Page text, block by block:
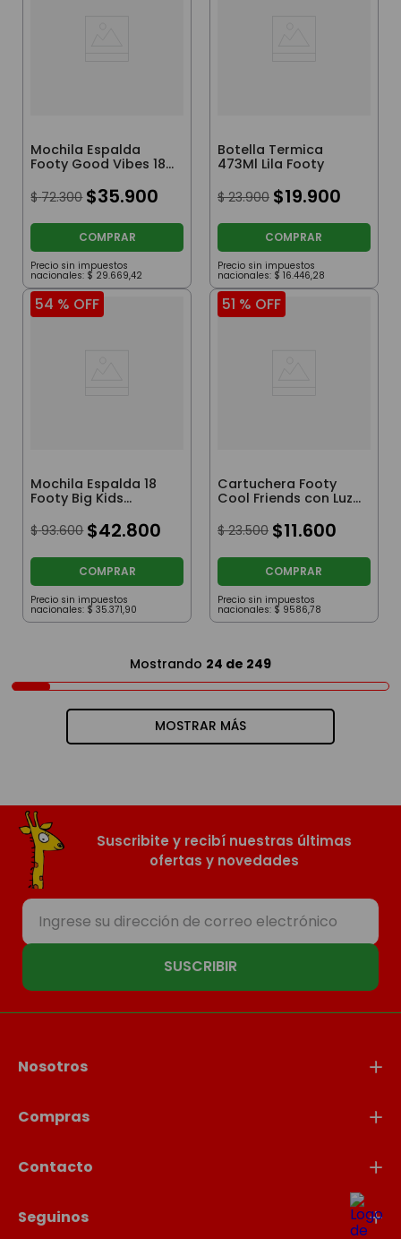
Mochila Espalda
Footy Good Vibes 18”
$ 72.300 $35.900
COMPRAR
Precio sin impuestos
nacionales: $ 29.669,42
Botella Termica
473Ml Lila Footy
$ 23.900 $19.900
COMPRAR
Precio sin impuestos
nacionales: $ 16.446,28
54 % OFF
Mochila Espalda 18
Footy Big Kids
Margarita Color
Plata
$ 93.600 $42.800
COMPRAR
Precio sin impuestos
nacionales: $ 35.371,90
51 % OFF
Cartuchera Footy
Cool Friends con Luz
$ 23.500 $11.600
COMPRAR
Precio sin impuestos
nacionales: $ 9586,78
Mostrando 24 de 249
MOSTRAR MÁS
Suscribite y recibí nuestras últimas
ofertas y novedades
SUSCRIBIR
Nosotros
Compras
Contacto
Seguinos